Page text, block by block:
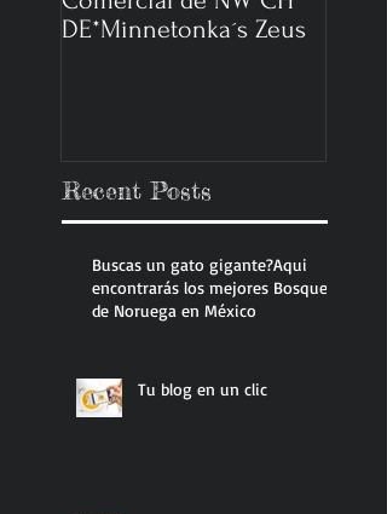
DE*Minnetonka´s Zeus
Recent Posts
Buscas un gato gigante?Aqui
encontrarás los mejores Bosque
de Noruega en México
Tu blog en un clic